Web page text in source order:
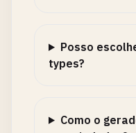
Posso
types?
Como o